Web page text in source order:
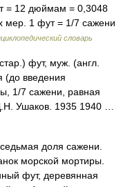
= 12 дюймам = 0,3048
мер. 1 фут = 1/7 сажени
словарь
фут, муж. (англ.
(до введения
1/7 сажени, равная
Ушаков. 1935 1940 …
доля сажени.
морской мортиры.
фут, деревянная